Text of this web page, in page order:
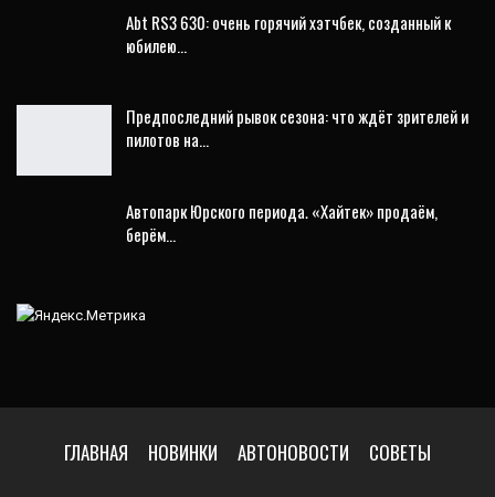
Abt RS3 630: очень горячий хэтчбек, созданный к
юбилею…
Предпоследний рывок сезона: что ждёт зрителей и
пилотов на…
Автопарк Юрского периода. «Хайтек» продаём,
берём…
ГЛАВНАЯ НОВИНКИ АВТОНОВОСТИ СОВЕТЫ